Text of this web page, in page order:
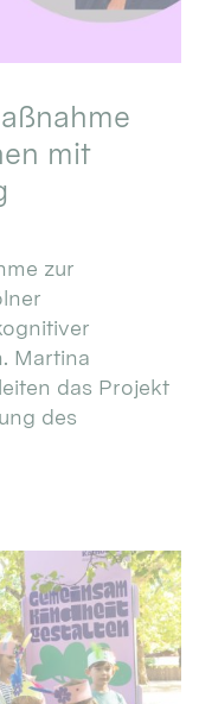
mit
zur
Martina
das Projekt
des